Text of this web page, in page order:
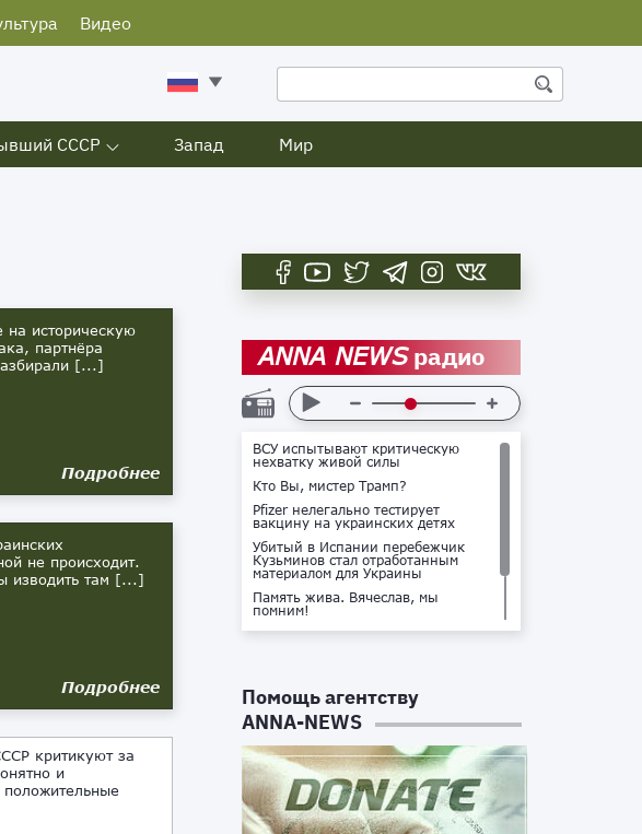
Видео
СССР Запад Мир
историческую
партнёра
[...]
Подробнее
не происходит.
изводить там [...]
Подробнее
критикуют за
и
ANNA NEWSрадио
ВСУ испытывают критическую
нехватку живой силы
Кто Вы, мистер Трамп?
Pfizer нелегально тестирует
вакцину на украинских детях
Убитый в Испании перебежчик
Кузьминов стал отработанным
материалом для Украины
Память жива. Вячеслав, мы
помним!
Не доставайся ты никому!
Помощь агентству
ANNA-NEWS